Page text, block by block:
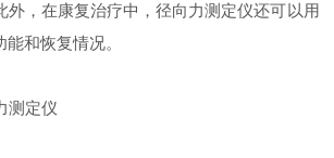
外，在康复治疗中，径向力测定仪还可以用
和恢复情况。